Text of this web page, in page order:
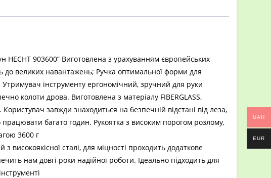
HECHT 903600” Виготовлена з урахуванням європейських
до великих навантажень; Ручка оптимальної форми для
Утримувач інструменту ергономічний, зручний для руки
колоти дрова. Виготовлена з матеріалу FIBERGLASS,
завжди знаходиться на безпечній відстані від леза,
багато годин. Рукоятка з високим порогом розлому,
3600 г
високоякісної сталі, для міцності проходить додаткове
нам довгі роки надійної роботи. Ідеально підходить для
UAH
EUR